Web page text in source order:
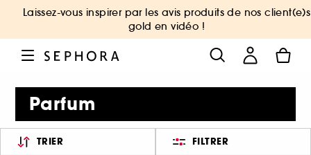
Laissez-vous inspirer par les avis produits de nos client(e)s
gold en vidéo !
Parfum
TRIER FILTRER